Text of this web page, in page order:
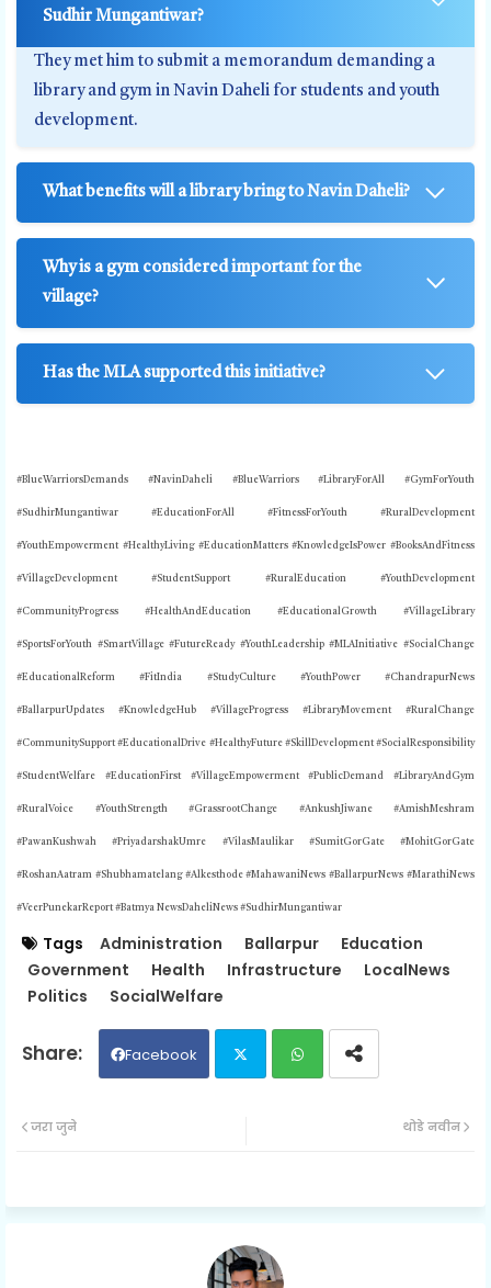
Sudhir Mungantiwar?
They met him to submit a memorandum demanding a
library and gym in Navin Daheli for students and youth
development.
What benefits will a library bring to Navin Daheli?
Why is a gym considered important for the
village?
Has the MLA supported this initiative?
#BlueWarriorsDemands #NavinDaheli #BlueWarriors #LibraryForAll #GymForYouth
#SudhirMungantiwar #EducationForAll #FitnessForYouth #RuralDevelopment
#YouthEmpowerment #HealthyLiving #EducationMatters #KnowledgeIsPower #BooksAndFitness
#VillageDevelopment #StudentSupport #RuralEducation #YouthDevelopment
#CommunityProgress #HealthAndEducation #EducationalGrowth #VillageLibrary
#SportsForYouth #SmartVillage #FutureReady #YouthLeadership #MLAInitiative #SocialChange
#EducationalReform #FitIndia #StudyCulture #YouthPower #ChandrapurNews
#BallarpurUpdates #KnowledgeHub #VillageProgress #LibraryMovement #RuralChange
#CommunitySupport #EducationalDrive #HealthyFuture #SkillDevelopment #SocialResponsibility
#StudentWelfare #EducationFirst #VillageEmpowerment #PublicDemand #LibraryAndGym
#RuralVoice #YouthStrength #GrassrootChange #AnkushJiwane #AmishMeshram
#PawanKushwah #PriyadarshakUmre #VilasMaulikar #SumitGorGate #MohitGorGate
#RoshanAatram #Shubhamatelang #Alkesthode #MahawaniNews #BallarpurNews #MarathiNews
#VeerPunekarReport #Batmya NewsDaheliNews #SudhirMungantiwar
Tags Administration Ballarpur
Education
Government
Health Infrastructure
LocalNews
Politics
SocialWelfare
Facebook
ap
थोडे नवीन
जरा जुने